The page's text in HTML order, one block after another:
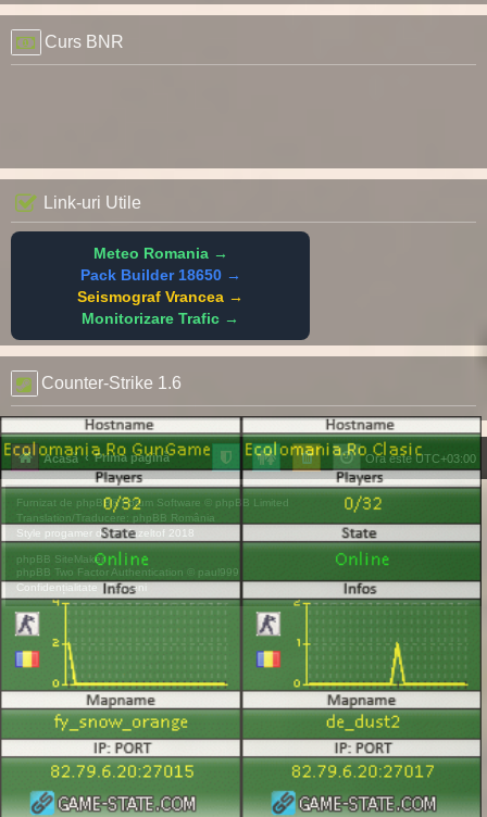
Curs BNR
Link-uri Utile
Meteo Romania →
Pack Builder 18650 →
Seismograf Vrancea →
Monitorizare Trafic →
Counter-Strike 1.6
Acasă Prima pagină Ora este UTC+03:00
Furnizat de phpBB® Forum Software © phpBB Limited
Translation/Traducere: phpBB România
Style progamer de ©Mazeltof 2018
phpBB SiteMaker
phpBB Two Factor Authentication © paul999
Confidențialitate |Termeni